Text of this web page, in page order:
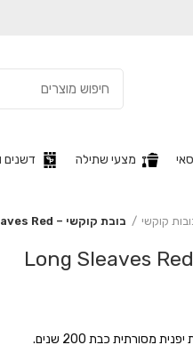
מצעי שתילה דשנים
קוקשי בובת קוקשי – Long Sleaves Red
מסורתית כבת 200 שנים.